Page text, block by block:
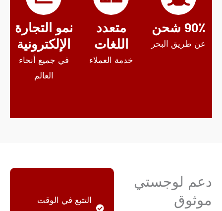
90٪ شحن
عن طريق البحر
متعدد
اللغات
خدمة العملاء
نمو التجارة
الإلكترونية
في جميع أنحاء
العالم
دعم لوجستي
موثوق
التتبع في الوقت